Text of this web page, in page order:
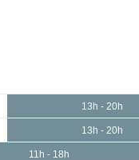
13h - 20h
13h - 20h
11h - 18h